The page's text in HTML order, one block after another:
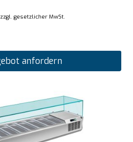
zzgl. gesetzlicher MwSt.
anfordern